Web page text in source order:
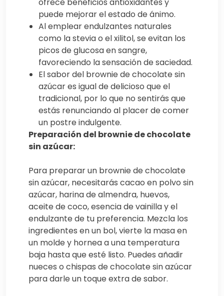
puede mejorar el estado de ánimo.
Al emplear endulzantes naturales
como la stevia o el xilitol, se evitan los
picos de glucosa en sangre,
favoreciendo la sensación de saciedad.
El sabor del brownie de chocolate sin
azúcar es igual de delicioso que el
tradicional, por lo que no sentirás que
estás renunciando al placer de comer
un postre indulgente.
Preparación del brownie de chocolate
sin azúcar:
Para preparar un brownie de chocolate
sin azúcar, necesitarás cacao en polvo sin
azúcar, harina de almendra, huevos,
aceite de coco, esencia de vainilla y el
endulzante de tu preferencia. Mezcla los
ingredientes en un bol, vierte la masa en
un molde y hornea a una temperatura
baja hasta que esté listo. Puedes añadir
nueces o chispas de chocolate sin azúcar
para darle un toque extra de sabor.